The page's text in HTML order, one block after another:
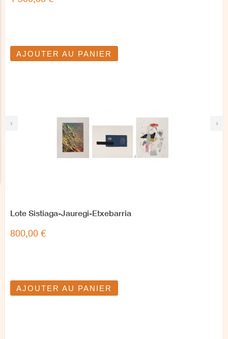
‹ ›
AJOUTER AU PANIER
Lote Sistiaga-Jauregi-Etxebarria
800,00 €
AJOUTER AU PANIER